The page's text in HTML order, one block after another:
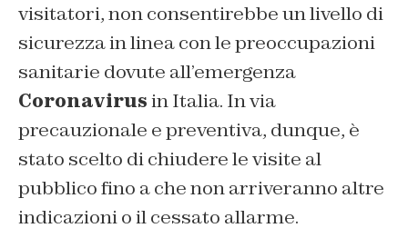
visitatori, non consentirebbe un livello di
sicurezza in linea con le preoccupazioni
sanitarie dovute all’emergenza
Coronavirusin Italia. In via
precauzionale e preventiva, dunque, è
stato scelto di chiudere le visite al
pubblico fino a che non arriveranno altre
indicazioni o il cessato allarme.